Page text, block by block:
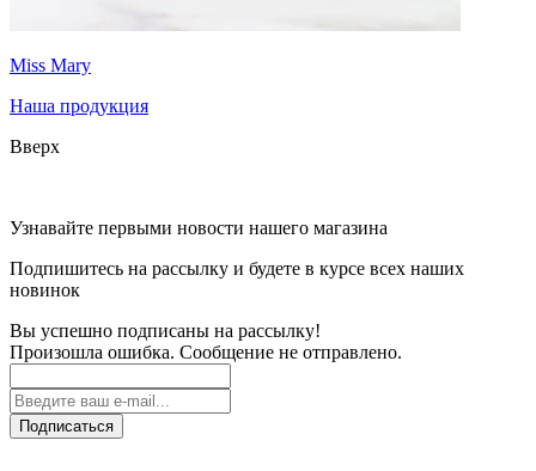
Miss Mary
Наша продукция
Вверх
Узнавайте первыми новости нашего магазина
Подпишитесь на рассылку и будете в курсе всех наших
новинок
Вы успешно подписаны на рассылку!
Произошла ошибка. Сообщение не отправлено.
Подписаться